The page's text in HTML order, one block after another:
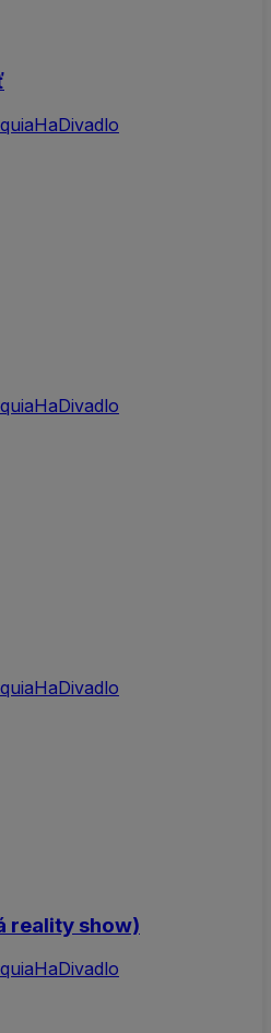
HaDivadlo
HaDivadlo
HaDivadlo
reality show)
HaDivadlo